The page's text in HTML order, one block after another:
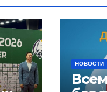
НОВОСТИ